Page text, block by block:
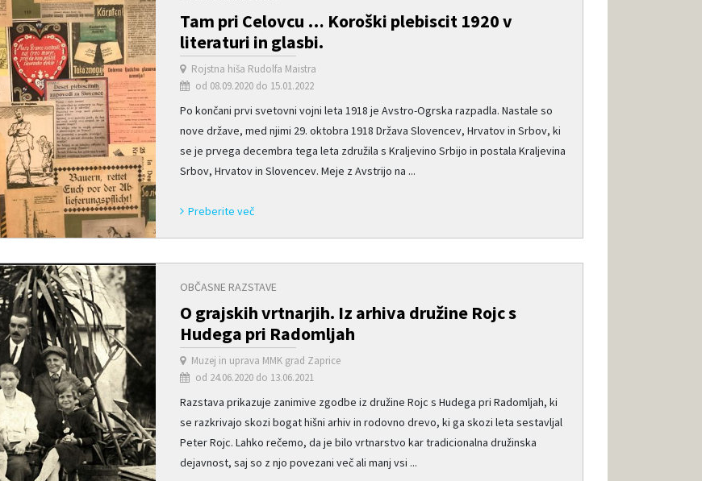
Tam pri Celovcu … Koroški plebiscit 1920 v
literaturi in glasbi.
Rojstna hiša Rudolfa Maistra
od 08.09.2020 do 15.01.2022
Po končani prvi svetovni vojni leta 1918 je Avstro-Ogrska razpadla. Nastale so
nove države, med njimi 29. oktobra 1918 Država Slovencev, Hrvatov in Srbov, ki
se je prvega decembra tega leta združila s Kraljevino Srbijo in postala Kraljevina
Srbov, Hrvatov in Slovencev. Meje z Avstrijo na ...
Preberite več
OBČASNE RAZSTAVE
O grajskih vrtnarjih. Iz arhiva družine Rojc s
Hudega pri Radomljah
Muzej in uprava MMK grad Zaprice
od 24.06.2020 do 13.06.2021
Razstava prikazuje zanimive zgodbe iz družine Rojc s Hudega pri Radomljah, ki
se razkrivajo skozi bogat hišni arhiv in rodovno drevo, ki ga skozi leta sestavljal
Peter Rojc. Lahko rečemo, da je bilo vrtnarstvo kar tradicionalna družinska
dejavnost, saj so z njo povezani več ali manj vsi ...